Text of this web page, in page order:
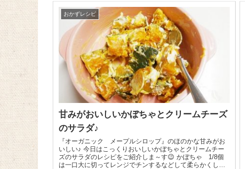
おかずレシピ
甘みがおいしいかぼちゃとクリームチーズ
のサラダ♪
『オーガニック メープルシロップ』のほのかな甘みがお
いしい♪ 今日はこっくりおいしいかぼちゃとクリームチー
ズのサラダのレシピをご紹介しま～す😉 かぼちゃ 1/8個
は一口大に切ってレンジでチンするなどして柔らかくしま